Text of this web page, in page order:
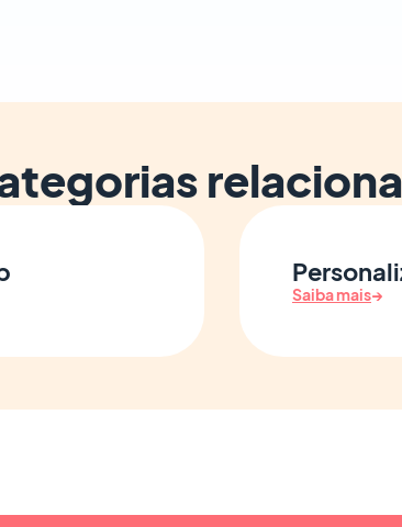
Saiba mais→